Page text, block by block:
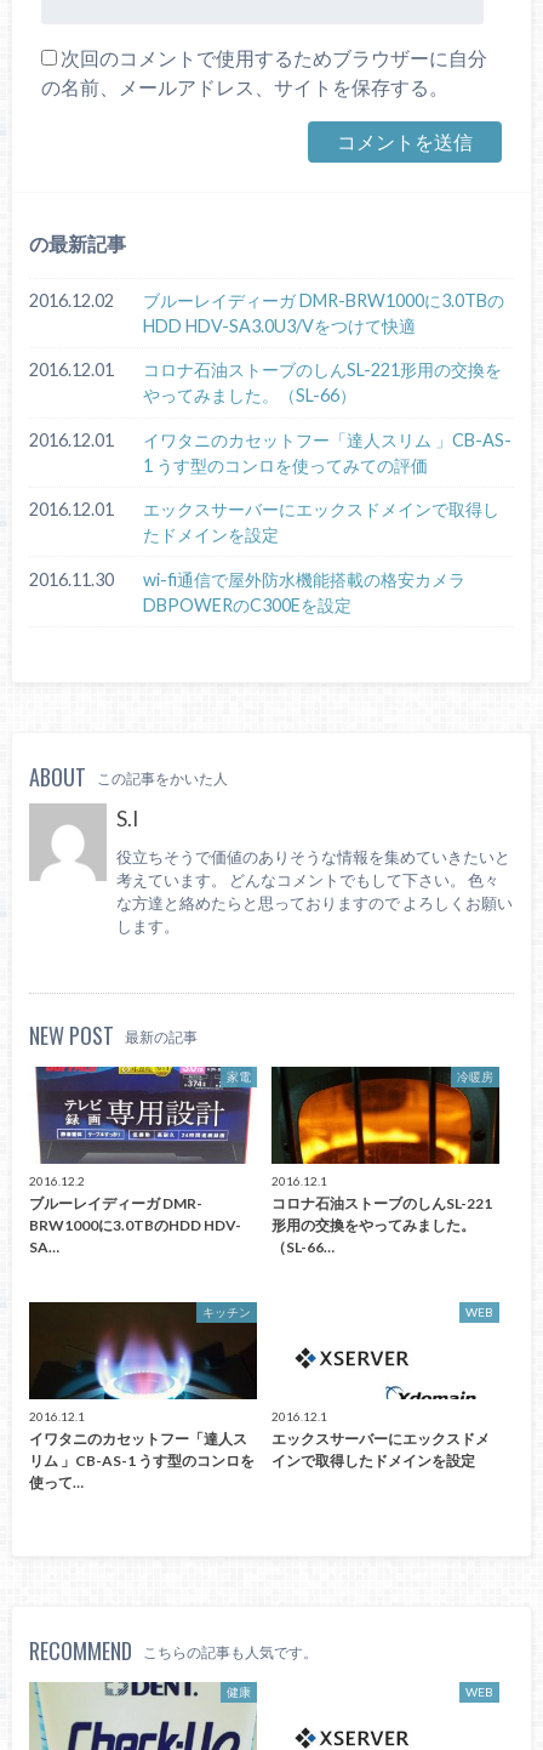
次回のコメントで使用するためブラウザーに自分
の名前、メールアドレス、サイトを保存する。
の最新記事
2016.12.02
ブルーレイディーガ DMR-BRW1000に3.0TBの
HDD HDV-SA3.0U3/Vをつけて快適
2016.12.01
コロナ石油ストーブのしんSL-221形用の交換を
やってみました。（SL-66）
2016.12.01
イワタニのカセットフー「達人スリム 」CB-AS-
1 うす型のコンロを使ってみての評価
2016.12.01
エックスサーバーにエックスドメインで取得し
たドメインを設定
2016.11.30
wi-fi通信で屋外防水機能搭載の格安カメラ
DBPOWERのC300Eを設定
ABOUT この記事をかいた人
S.I
役立ちそうで価値のありそうな情報を集めていきたいと
考えています。 どんなコメントでもして下さい。 色々
な方達と絡めたらと思っておりますので よろしくお願い
します。
NEW POST 最新の記事
家電
2016.12.2
ブルーレイディーガ DMR-
BRW1000に3.0TBのHDD HDV-
SA…
冷暖房
2016.12.1
コロナ石油ストーブのしんSL-221
形用の交換をやってみました。
（SL-66…
キッチン
2016.12.1
イワタニのカセットフー「達人ス
リム 」CB-AS-1 うす型のコンロを
使って…
WEB
2016.12.1
エックスサーバーにエックスドメ
インで取得したドメインを設定
RECOMMEND こちらの記事も人気です。
健康 WEB